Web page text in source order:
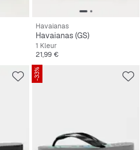
Havaianas
Havaianas (GS)
1 Kleur
Prijs
21,99 €
-33%